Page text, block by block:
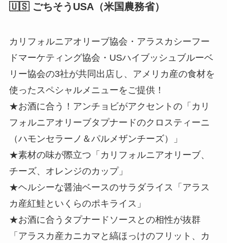
🇺🇸 ごちそうUSA（米国農務省）
カリフォルニアオリーブ協会・アラスカシーフー
ドマーケティング協会・USハイブッシュブルーベ
リー協会の3社が共同出店し、アメリカ産の食材を
使ったスペシャルメニューをご提供！
★お酒に合う！アンチョビがアクセントの「カリ
フォルニアオリーブタプナードのクロスティーニ
（ハモンセラーノ＆パルメザンチーズ）」
★素材の味が際立つ「カリフォルニアオリーブ、
チーズ、オレンジのカップ」
★ヘルシーな醤油ベースのサラダライス「アラス
カ産紅鮭といくらのポキライス」
★お酒に合うタプナードソースとの相性が抜群
「アラスカ産カニカマと縞ほっけのフリット、カ